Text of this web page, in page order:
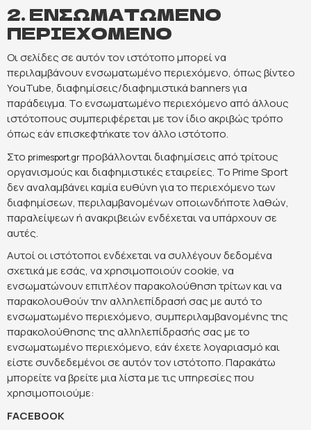
2. ΕΝΣΩΜΑΤΩΜΕΝΟ
ΠΕΡΙΕΧΟΜΕΝΟ
Οι σελίδες σε αυτόν τον ιστότοπο μπορεί να
περιλαμβάνουν ενσωματωμένο περιεχόμενο, όπως βίντεο
YouTube, διαφημίσεις/διαφημιστικά banners για
παράδειγμα. Το ενσωματωμένο περιεχόμενο από άλλους
ιστότοπους συμπεριφέρεται με τον ίδιο ακριβώς τρόπο
όπως εάν επισκεφτήκατε τον άλλο ιστότοπο.
Στο primesport.grπροβάλλονται διαφημίσεις από τρίτους
οργανισμούς και διαφημιστικές εταιρείες. Το Prime Sport
δεν αναλαμβάνει καμία ευθύνη για το περιεχόμενο των
διαφημίσεων, περιλαμβανομένων οποιωνδήποτε λαθών,
παραλείψεων ή ανακριβειών ενδέχεται να υπάρχουν σε
αυτές.
Αυτοί οι ιστότοποι ενδέχεται να συλλέγουν δεδομένα
σχετικά με εσάς, να χρησιμοποιούν cookie, να
ενσωματώνουν επιπλέον παρακολούθηση τρίτων και να
παρακολουθούν την αλληλεπίδρασή σας με αυτό το
ενσωματωμένο περιεχόμενο, συμπεριλαμβανομένης της
παρακολούθησης της αλληλεπίδρασής σας με το
ενσωματωμένο περιεχόμενο, εάν έχετε λογαριασμό και
είστε συνδεδεμένοι σε αυτόν τον ιστότοπο. Παρακάτω
μπορείτε να βρείτε μια λίστα με τις υπηρεσίες που
χρησιμοποιούμε:
FACEBOOK